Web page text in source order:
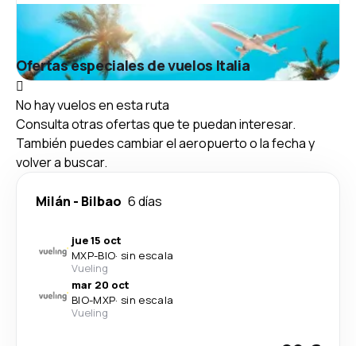
Ofertas especiales de vuelos Italia
No hay vuelos en esta ruta
Consulta otras ofertas que te puedan interesar.
También puedes cambiar el aeropuerto o la fecha y
volver a buscar.
Milán - Bilbao 6 días
jue 15 oct
MXP-BIO· sin escala
Vueling
mar 20 oct
BIO-MXP· sin escala
Vueling